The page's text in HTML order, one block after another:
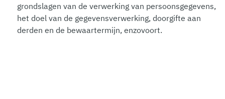
grondslagen van de verwerking van persoonsgegevens,
het doel van de gegevensverwerking, doorgifte aan
derden en de bewaartermijn, enzovoort.